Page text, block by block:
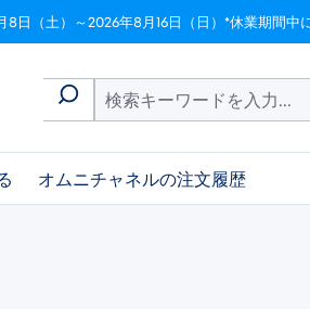
日（土）～2026年8月16日（日）*休業期間中
オムニチャネルの注文履歴